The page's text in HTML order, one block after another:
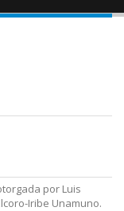
por Luis
Iribe Unamuno.